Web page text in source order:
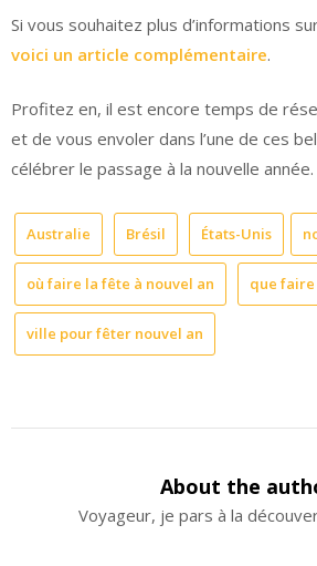
Si vous souhaitez plus d’informations
voici un article complémentaire.
Profitez en, il est encore temps de
et de vous envoler dans l’une de ces
célébrer le passage à la nouvelle année.
Australie Brésil États-Unis
où faire la fête à nouvel an que faire
ville pour fêter nouvel an
About the
Voyageur, je pars à la